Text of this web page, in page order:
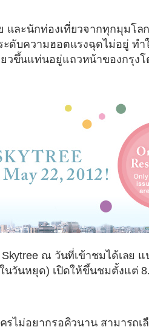
และนักท่องเที่ยวจากทุกมุมโ
ะดับความฮอตแรงฉุดไม่อยู่ ท
วขึ้นแท่นอยู่แถวหน้าของกรุง
ณ วันที่เข้าชมได้เลย
นวันหยุด) เปิดให้ขึ้นชมตั้งแต่
รไม่อยากรอคิวนาน สามารถเ